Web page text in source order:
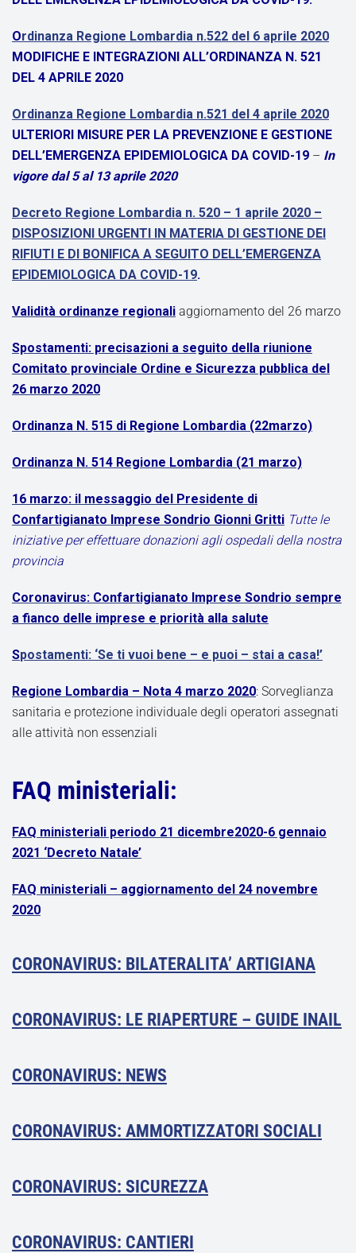
Ordinanza Regione Lombardia n.522 del 6 aprile 2020
MODIFICHE E INTEGRAZIONI ALL’ORDINANZA N. 521
DEL 4 APRILE 2020
Ordinanza Regione Lombardia n.521 del 4 aprile 2020
ULTERIORI MISURE PER LA PREVENZIONE E GESTIONE
DELL’EMERGENZA EPIDEMIOLOGICA DA COVID-19 – In
vigore dal 5 al 13 aprile 2020
Decreto Regione Lombardia n. 520 – 1 aprile 2020 –
DISPOSIZIONI URGENTI IN MATERIA DI GESTIONE DEI
RIFIUTI E DI BONIFICA A SEGUITO DELL’EMERGENZA
EPIDEMIOLOGICA DA COVID-19.
Validità ordinanze regionali aggiornamento del 26 marzo
Spostamenti: precisazioni a seguito della riunione
Comitato provinciale Ordine e Sicurezza pubblica del
26 marzo 2020
Ordinanza N. 515 di Regione Lombardia (22marzo)
Ordinanza N. 514 Regione Lombardia (21 marzo)
16 marzo: il messaggio del Presidente di
Confartigianato Imprese Sondrio Gionni Gritti Tutte le
iniziative per effettuare donazioni agli ospedali della nostra
provincia
Coronavirus: Confartigianato Imprese Sondrio sempre
a fianco delle imprese e priorità alla salute
Spostamenti: ‘Se ti vuoi bene – e puoi – stai a casa!’
Regione Lombardia – Nota 4 marzo 2020: Sorveglianza
sanitaria e protezione individuale degli operatori assegnati
alle attività non essenziali
FAQ ministeriali:
FAQ ministeriali periodo 21 dicembre2020-6 gennaio
2021 ‘Decreto Natale’
FAQ ministeriali – aggiornamento del 24 novembre
2020
CORONAVIRUS: BILATERALITA’ ARTIGIANA
CORONAVIRUS: LE RIAPERTURE – GUIDE INAIL
CORONAVIRUS: NEWS
CORONAVIRUS: AMMORTIZZATORI SOCIALI
CORONAVIRUS: SICUREZZA
CORONAVIRUS: CANTIERI